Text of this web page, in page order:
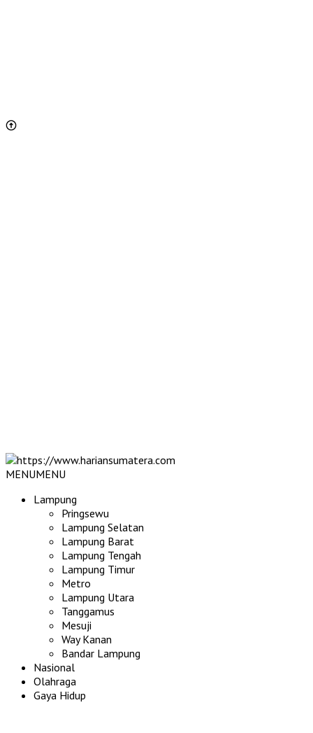
MENUMENU
Lampung
Pringsewu
Lampung Selatan
Lampung Barat
Lampung Tengah
Lampung Timur
Metro
Lampung Utara
Tanggamus
Mesuji
Way Kanan
Bandar Lampung
Nasional
Olahraga
Gaya Hidup